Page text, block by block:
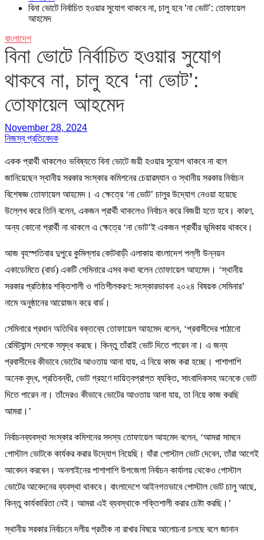
বিনা ভোটে নির্বাচিত হওয়ার সুযোগ থাকবে না, চালু হবে ‘না ভোট’: তোফায়েল
আহমেদ
বাংলাদেশ
বিনা ভোটে নির্বাচিত হওয়ার সুযোগ
থাকবে না, চালু হবে ‘না ভোট’:
তোফায়েল আহমেদ
November 28, 2024
নিজস্ব প্রতিবেদক
একক প্রার্থী থাকলেও ভবিষ্যতে বিনা ভোটে জয়ী হওয়ার সুযোগ থাকবে না বলে
জানিয়েছেন স্থানীয় সরকার সংস্কার কমিশনের চেয়ারম্যান ও স্থানীয় সরকার নির্বাচন
বিশেষজ্ঞ তোফায়েল আহমেদ। এ ক্ষেত্রে ‘না ভোট’ চালুর উদ্যোগ নেওয়া হয়েছে
উল্লেখ করে তিনি বলেন, একজন প্রার্থী থাকলেও নির্বাচন করে বিজয়ী হতে হবে। কারণ,
অন্য কোনো প্রার্থী না থাকলে এ ক্ষেত্রে ‘না ভোট’ই একজন প্রার্থীর ভূমিকায় থাকবে।
আজ বৃহস্পতিবার দুপুরে কুমিল্লার কোটবাড়ী এলাকায় বাংলাদেশ পল্লী উন্নয়ন
একাডেমিতে (বার্ড) একটি সেমিনারে এসব কথা বলেন তোফায়েল আহমেদ। ‘স্থানীয়
সরকার প্রতিষ্ঠার শক্তিশালী ও গতিশীলকরণ: সংস্কারভাবনা ২০২৪ বিষয়ক সেমিনার’
নামে অনুষ্ঠানের আয়োজন করে বার্ড।
সেমিনারে প্রধান অতিথির বক্তব্যে তোফায়েল আহমেদ বলেন, ‘প্রবাসীদের পাঠানো
রেমিট্যান্স দেশকে সমৃদ্ধ করছে। কিন্তু তাঁরাই ভোট দিতে পারেন না। এ জন্য
প্রবাসীদের কীভাবে ভোটের আওতায় আনা যায়, এ নিয়ে কাজ করা হচ্ছে। পাশাপাশি
অনেক বৃদ্ধ, প্রতিবন্ধী, ভোট গ্রহণে দায়িত্বপ্রাপ্ত ব্যক্তি, সাংবাদিকসহ অনেকে ভোট
দিতে পারেন না। তাঁদেরও কীভাবে ভোটের আওতায় আনা যায়, তা নিয়ে কাজ করছি
আমরা।’
নির্বাচনব্যবস্থা সংস্কার কমিশনের সদস্য তোফায়েল আহমেদ বলেন, ‘আমরা সামনে
পোস্টাল ভোটকে কার্যকর করার উদ্যোগ নিয়েছি। যাঁরা পোস্টাল ভোট দেবেন, তাঁরা আগেই
আবেদন করবেন। অনলাইনের পাশাপাশি উপজেলা নির্বাচন কার্যালয় থেকেও পোস্টাল
ভোটের আবেদনের ব্যবস্থা থাকবে। বাংলাদেশে আইনগতভাবে পোস্টাল ভোট চালু আছে,
কিন্তু কার্যকারিতা নেই। আমরা এই ব্যবস্থাকে শক্তিশালী করার চেষ্টা করছি।’
স্থানীয় সরকার নির্বাচনে দলীয় প্রতীক না রাখার বিষয়ে আলোচনা চলছে বলে জানান